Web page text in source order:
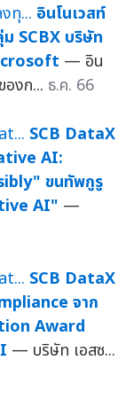
อินโนเวสท์
ม SCBX บริษัท
— อิน
องก... ธ.ค. 66
SCB DataX
AI:
ขนทัพกูรู
AI" —
SCB DataX
จาก
Award
— บริษัท เอสซ...